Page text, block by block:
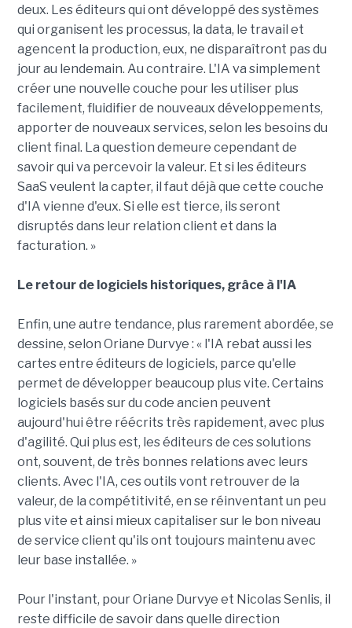
deux. Les éditeurs qui ont développé des systèmes
qui organisent les processus, la data, le travail et
agencent la production, eux, ne disparaîtront pas du
jour au lendemain. Au contraire. L'IA va simplement
créer une nouvelle couche pour les utiliser plus
facilement, fluidifier de nouveaux développements,
apporter de nouveaux services, selon les besoins du
client final. La question demeure cependant de
savoir qui va percevoir la valeur. Et si les éditeurs
SaaS veulent la capter, il faut déjà que cette couche
d'IA vienne d'eux. Si elle est tierce, ils seront
disruptés dans leur relation client et dans la
facturation. »
Le retour de logiciels historiques, grâce à l'IA
Enfin, une autre tendance, plus rarement abordée, se
dessine, selon Oriane Durvye : « l'IA rebat aussi les
cartes entre éditeurs de logiciels, parce qu'elle
permet de développer beaucoup plus vite. Certains
logiciels basés sur du code ancien peuvent
aujourd'hui être réécrits très rapidement, avec plus
d'agilité. Qui plus est, les éditeurs de ces solutions
ont, souvent, de très bonnes relations avec leurs
clients. Avec l'IA, ces outils vont retrouver de la
valeur, de la compétitivité, en se réinventant un peu
plus vite et ainsi mieux capitaliser sur le bon niveau
de service client qu'ils ont toujours maintenu avec
leur base installée. »
Pour l'instant, pour Oriane Durvye et Nicolas Senlis, il
reste difficile de savoir dans quelle direction